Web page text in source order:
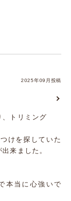
2025年09月投稿
、トリミング
けを探していた
来ました。
本当に心強いで